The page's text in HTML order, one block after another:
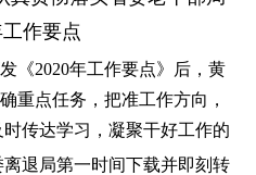
工作要点
《2020年工作要点》后，黄
重点任务，把准工作方向，
时传达学习，凝聚干好工作的
退局第一时间下载并即刻转